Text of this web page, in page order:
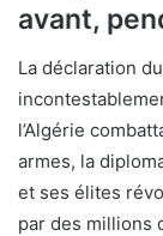
avant,
La déclaration
l’Algérie
armes, la
et ses élites
par des millions